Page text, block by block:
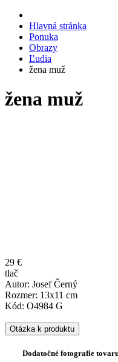
Hlavná stránka
Ponuka
Obrazy
Ľudia
žena muž
žena muž
29 €
tlač
Autor: Josef Černý
Rozmer: 13x11 cm
Kód: O4984 G
Otázka k produktu
Dodatočné fotografie